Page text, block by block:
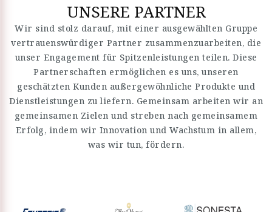
UNSERE PARTNER
Wir sind stolz darauf, mit einer ausgewählten Gruppe
vertrauenswürdiger Partner zusammenzuarbeiten, die
unser Engagement für Spitzenleistungen teilen. Diese
Partnerschaften ermöglichen es uns, unseren
geschätzten Kunden außergewöhnliche Produkte und
Dienstleistungen zu liefern. Gemeinsam arbeiten wir an
gemeinsamen Zielen und streben nach gemeinsamem
Erfolg, indem wir Innovation und Wachstum in allem,
was wir tun, fördern.